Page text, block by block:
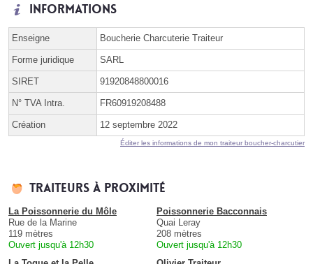
Informations
Enseigne Boucherie Charcuterie Traiteur
Forme juridique SARL
SIRET 91920848800016
N° TVA Intra. FR60919208488
Création 12 septembre 2022
Éditer les informations de mon traiteur boucher-charcutier
Traiteurs à proximité
La Poissonnerie du Môle
Rue de la Marine
119 mètres
Ouvert jusqu'à 12h30
Poissonnerie Bacconnais
Quai Leray
208 mètres
Ouvert jusqu'à 12h30